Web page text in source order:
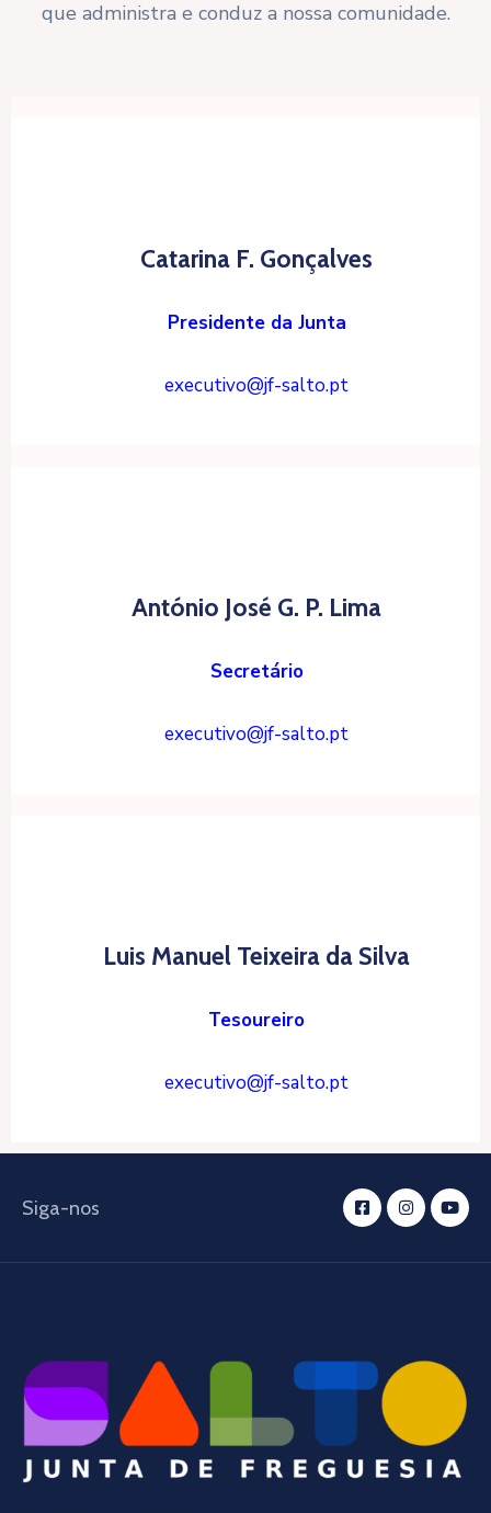
que administra e conduz a nossa comunidade.
Catarina F. Gonçalves
Presidente da Junta
executivo@jf-salto.pt
António José G. P. Lima
Secretário
executivo@jf-salto.pt
Luis Manuel Teixeira da Silva
Tesoureiro
executivo@jf-salto.pt
Siga-nos